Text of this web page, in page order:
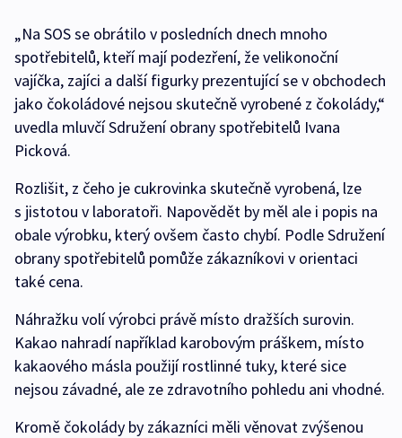
„Na SOS se obrátilo v posledních dnech mnoho
spotřebitelů, kteří mají podezření, že velikonoční
vajíčka, zajíci a další figurky prezentující se v obchodech
jako čokoládové nejsou skutečně vyrobené z čokolády,“
uvedla mluvčí Sdružení obrany spotřebitelů Ivana
Picková.
Rozlišit, z čeho je cukrovinka skutečně vyrobená, lze
s jistotou v laboratoři. Napovědět by měl ale i popis na
obale výrobku, který ovšem často chybí. Podle Sdružení
obrany spotřebitelů pomůže zákazníkovi v orientaci
také cena.
Náhražku volí výrobci právě místo dražších surovin.
Kakao nahradí například karobovým práškem, místo
kakaového másla použijí rostlinné tuky, které sice
nejsou závadné, ale ze zdravotního pohledu ani vhodné.
Kromě čokolády by zákazníci měli věnovat zvýšenou